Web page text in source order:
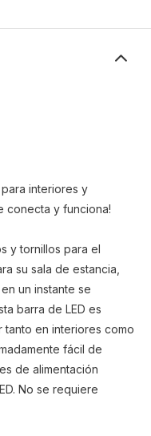
interiores y
conecta y funciona!
y tornillos para el
su sala de estancia,
un instante se
barra de LED es
tanto en interiores como
fácil de
de alimentación
No se requiere